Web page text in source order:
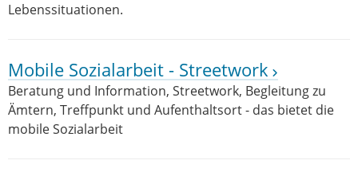
Lebenssituationen.
Mobile Sozialarbeit - Streetwork
Beratung und Information, Streetwork, Begleitung zu
Ämtern, Treffpunkt und Aufenthaltsort - das bietet die
mobile Sozialarbeit